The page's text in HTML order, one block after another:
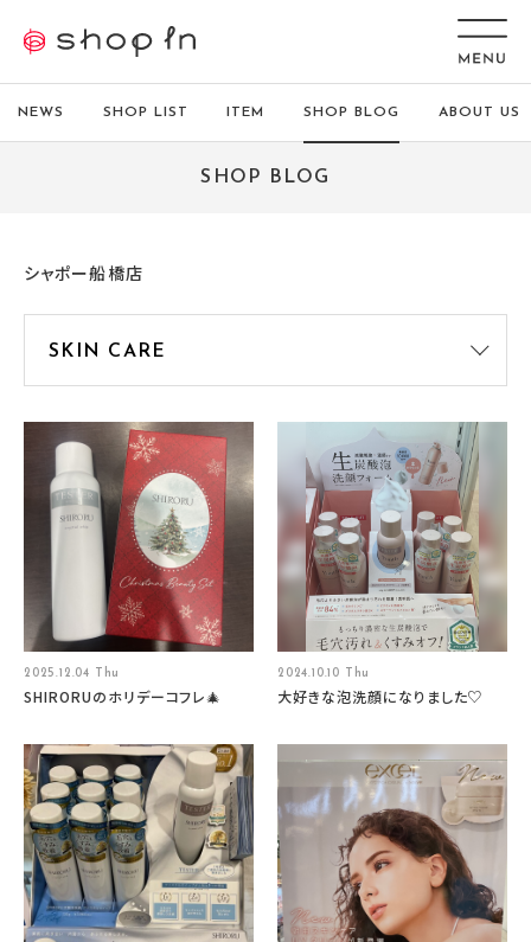
NEWS SHOP LIST ITEM SHOP BLOG ABOUT US
SHOP BLOG
シャポー船橋店
2025.12.04 Thu
SHIRORUのホリデーコフレ🎄
2024.10.10 Thu
大好きな泡洗顔になりました♡